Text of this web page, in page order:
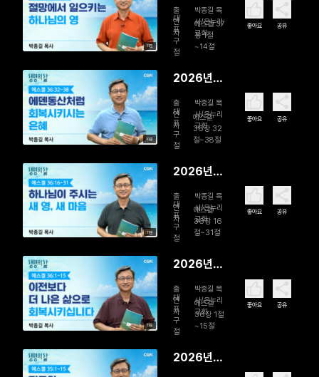
11분
일 절망에
서 일으키
는 하나님
의 영
출
연
자
박종길 목
사/온누리
교회
대
표
구
절
에스겔 37
장 1절
~14절
좋아요 공유
10분
2026년
일 에덴동
산처럼 회
복시키시는
은혜
출
연
자
박종길 목
사/온누리
교회
대
표
구
절
에스겔
36장 32
절~38절
좋아요 공유
11분
2026년
일 하나님
이 주시는
새 영, 새 마
음
출
연
자
박종길 목
사/온누리
교회
대
표
구
절
에스겔
36장 16
절~31절
좋아요 공유
11분
2026년
일 이전보
다 더 나은
삶으로 회
복시킵니다
출
연
자
박종길 목
사/온누리
교회
대
표
구
절
에스겔
36장 1절
~15절
좋아요 공유
2026년